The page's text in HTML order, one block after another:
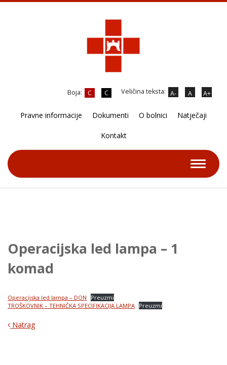
C C
Boja: A- A A+
Veličina teksta:
Pravne informacije Dokumenti O bolnici Natječaji
Kontakt
Operacijska led lampa – 1
komad
Operacijska led lampa – DON
Preuzmi
TROŠKOVNIK – TEHNIČKA SPECIFIKACIJA LAMPA Preuzmi
Natrag